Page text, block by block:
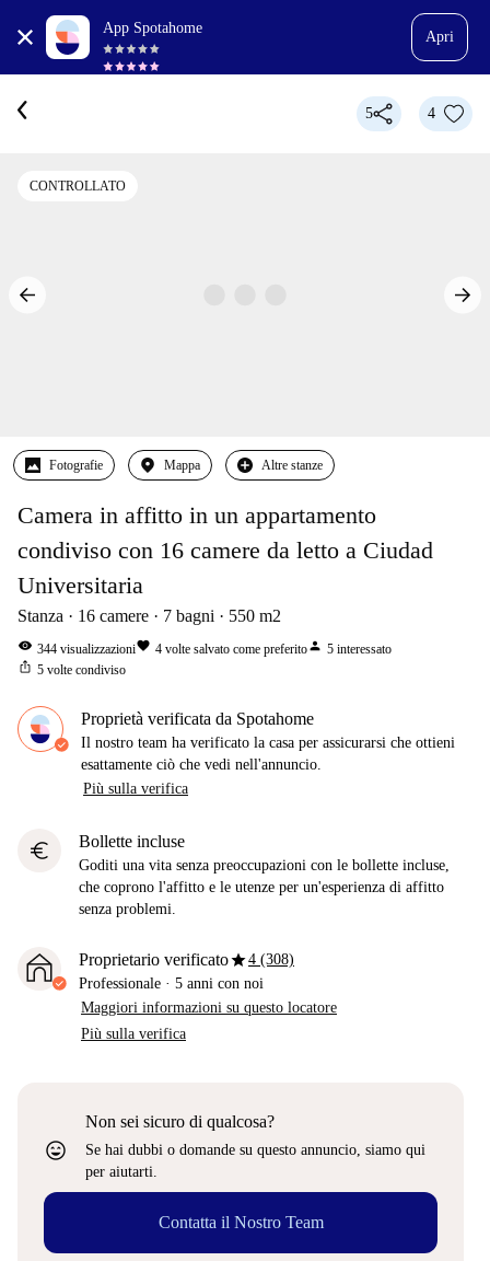
App Spotahome
Apri
5 4
CONTROLLATO
Fotografie Mappa Altre stanze
Camera in affitto in un appartamento
condiviso con 16 camere da letto a Ciudad
Universitaria
Stanza 16 camere 7 bagni 550 m2
visibility 344 visualizzazionifavorite 4 volte salvato come preferitoperson 5 interessato
ios_share 5 volte condiviso
Proprietà verificata da Spotahome
Il nostro team ha verificato la casa per assicurarsi che ottieni
esattamente ciò che vedi nell'annuncio.
Più sulla verifica
euro Bollette incluse
Goditi una vita senza preoccupazioni con le bollette incluse,
che coprono l'affitto e le utenze per un'esperienza di affitto
senza problemi.
Proprietario verificatostar4 (308)
Professionale · 5 anni con noi
Maggiori informazioni su questo locatore
Più sulla verifica
sentiment_very_satisfied
Non sei sicuro di qualcosa?
Se hai dubbi o domande su questo annuncio, siamo qui
per aiutarti.
Contatta il Nostro Team